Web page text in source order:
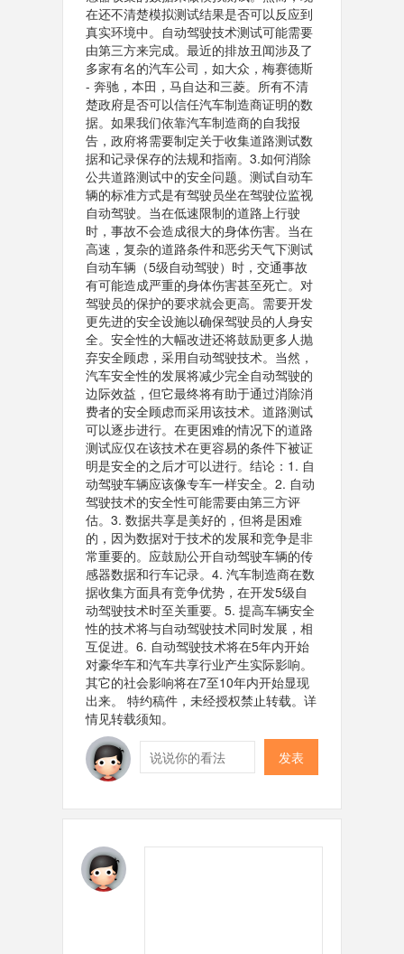
在还不清楚模拟测试结果是否可以反应到
真实环境中。自动驾驶技术测试可能需要
由第三方来完成。最近的排放丑闻涉及了
多家有名的汽车公司，如大众，梅赛德斯
- 奔驰，本田，马自达和三菱。所有不清
楚政府是否可以信任汽车制造商证明的数
据。如果我们依靠汽车制造商的自我报
告，政府将需要制定关于收集道路测试数
据和记录保存的法规和指南。3.如何消除
公共道路测试中的安全问题。测试自动车
辆的标准方式是有驾驶员坐在驾驶位监视
自动驾驶。当在低速限制的道路上行驶
时，事故不会造成很大的身体伤害。当在
高速，复杂的道路条件和恶劣天气下测试
自动车辆（5级自动驾驶）时，交通事故
有可能造成严重的身体伤害甚至死亡。对
驾驶员的保护的要求就会更高。需要开发
更先进的安全设施以确保驾驶员的人身安
全。安全性的大幅改进还将鼓励更多人抛
弃安全顾虑，采用自动驾驶技术。当然，
汽车安全性的发展将减少完全自动驾驶的
边际效益，但它最终将有助于通过消除消
费者的安全顾虑而采用该技术。道路测试
可以逐步进行。在更困难的情况下的道路
测试应仅在该技术在更容易的条件下被证
明是安全的之后才可以进行。结论：1. 自
动驾驶车辆应该像专车一样安全。2. 自动
驾驶技术的安全性可能需要由第三方评
估。3. 数据共享是美好的，但将是困难
的，因为数据对于技术的发展和竞争是非
常重要的。应鼓励公开自动驾驶车辆的传
感器数据和行车记录。4. 汽车制造商在数
据收集方面具有竞争优势，在开发5级自
动驾驶技术时至关重要。5. 提高车辆安全
性的技术将与自动驾驶技术同时发展，相
互促进。6. 自动驾驶技术将在5年内开始
对豪华车和汽车共享行业产生实际影响。
其它的社会影响将在7至10年内开始显现
出来。 特约稿件，未经授权禁止转载。详
情见转载须知。
发表